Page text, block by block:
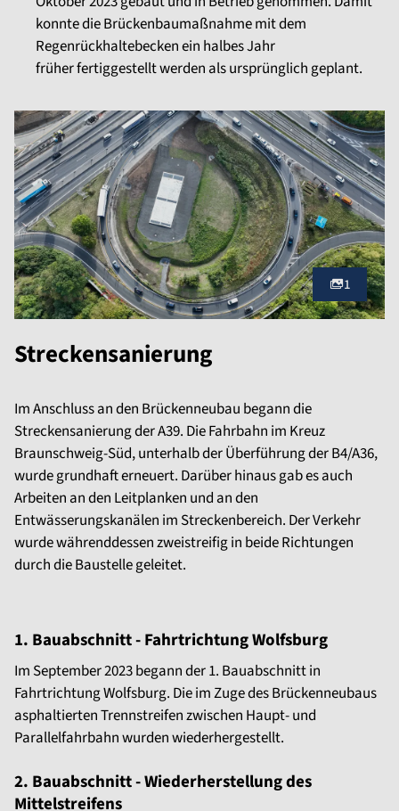
konnte die Brückenbaumaßnahme mit dem
Regenrückhaltebecken ein halbes Jahr
früher fertiggestellt werden als ursprünglich geplant.
1
Streckensanierung
Im Anschluss an den Brückenneubau begann die
Streckensanierung der A39. Die Fahrbahn im Kreuz
Braunschweig-Süd, unterhalb der Überführung der B4/A36,
wurde grundhaft erneuert. Darüber hinaus gab es auch
Arbeiten an den Leitplanken und an den
Entwässerungskanälen im Streckenbereich. Der Verkehr
wurde währenddessen zweistreifig in beide Richtungen
durch die Baustelle geleitet.
1. Bauabschnitt - Fahrtrichtung Wolfsburg
Im September 2023 begann der 1. Bauabschnitt in
Fahrtrichtung Wolfsburg. Die im Zuge des Brückenneubaus
asphaltierten Trennstreifen zwischen Haupt- und
Parallelfahrbahn wurden wiederhergestellt.
2. Bauabschnitt - Wiederherstellung des
Mittelstreifens